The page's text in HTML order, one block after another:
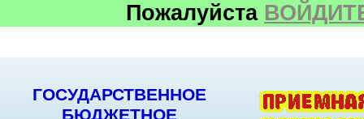
Пожалуйста
ГОСУДАРСТВЕННОЕ
БЮДЖЕТНОЕ